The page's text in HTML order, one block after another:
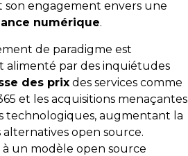
son engagement envers une
numérique.
de paradigme est
alimenté par des inquiétudes
des prix des services comme
et les acquisitions menaçantes
technologiques, augmentant la
open source.
à un modèle open source